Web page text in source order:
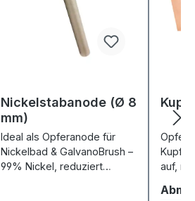
Nickelstabanode (Ø 8
mm)
Ideal als Opferanode für
Nickelbad & GalvanoBrush –
99% Nickel, reduziert
auf,